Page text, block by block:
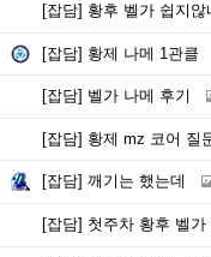
[잡담] 황후 벨가 쉽지않
[잡담] 황제 나메 1관클
[잡담] 벨가 나메 후기
[잡담] 황제 mz 코어 질
[잡담] 깨기는 했는데
[잡담] 첫주차 황후 벨